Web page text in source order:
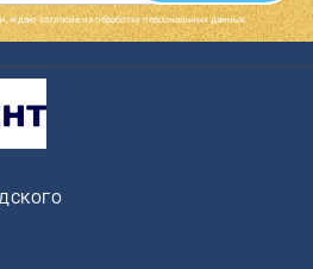
я даю cогласие на обработку персональных данных.